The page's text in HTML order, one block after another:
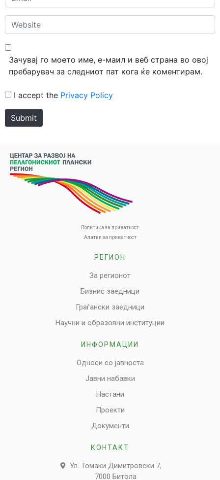
*
Website
Зачувај го моето име, е-маил и веб страна во овој
пребарувач за следниот пат кога ќе коментирам.
I accept the Privacy Policy
Submit
Политика за приватност
Алатки за приватност
РЕГИОН
За регионот
Бизнис заедници
Граѓански заедници
Научни и образовни институции
ИНФОРМАЦИИ
Односи со јавноста
Јавни набавки
Настани
Проекти
Документи
КОНТАКТ
Ул. Томаки Димитровски 7,
7000 Битола